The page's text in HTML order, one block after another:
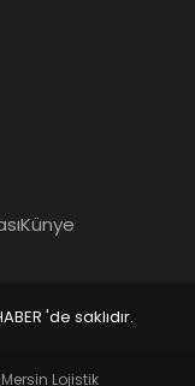
Künye
'de saklıdır.
Mersin Lojistik